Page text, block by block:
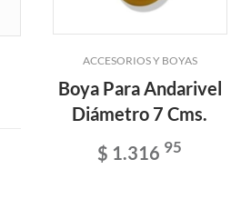
ACCESORIOS Y BOYAS
Boya Para Andarivel
Diámetro 7 Cms.
$ 1.316 95